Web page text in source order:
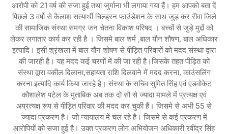
आरोपी को 21 वर्ष की सजा हुई तथा जुर्माना भी लगाया गया हैं। हम आपको बता दें
पिछले 3 वर्षो से कैलाश सत्यार्थी चिल्ड्रन फाउंडेशन के साथ जुड़ कर रीवा जिले
की सामाजिक संस्था समग्र जन चेतना विकाश परिषद । बच्चों से जुड़े मुद्दों को
लेकर लगातार कार्य कर रही है । जिसमे बाल शर्म ,बाल यौन शौषण, बाल अधिकार
इत्यादि। इसी श्रृंखला में बाल यौन शोषण से पीड़ित परिवारों को मदद संस्था द्वारा
की जारही है। यह मदद कई चरणों में की जा रही है।जिसके तहत पीड़ित को
संस्था द्वारा वकील दिलाना,सहायता राशि दिलवाने में मदद करना, काउंसलिंग
करना इत्यादि कार्य किया जारहे है। संस्था के सचिव सुमित सिंह एवं एडवोकेट
कौशालेश पटेल के मुताबिक अब तक दो सौ से ज्यादा मामले में प्रत्यक्ष एवं
अप्रत्यक्ष रूप से पीड़ित परिवार की मदद कर चुकी हैं। जिसमे से अभी 55 से
ज्यादा प्रकरण है। जो न्यायालय में चल रहे है। जिसमे से कई प्रकरण में
आरोपियों को सजा हुई है। उक्त प्रकरण लोग अभियोजन अधिकारी रवींद्र सिंह